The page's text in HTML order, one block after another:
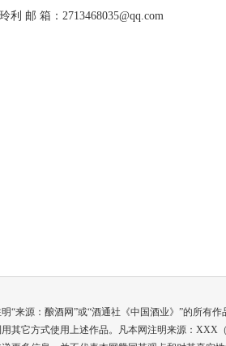
利 邮 箱：2713468035@qq.com
来源：酿酒网”或“酒通社《中国酒业》”的所有作
其它方式使用上述作品。凡本网注明来源：XXX